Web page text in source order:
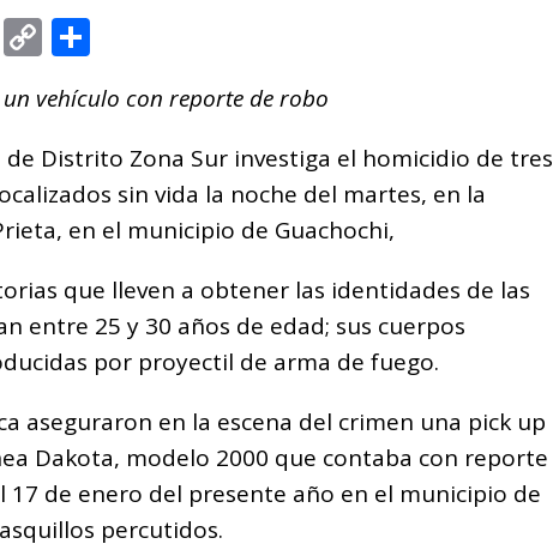
E C
p
y
Li
n
m
p
ar
ti
un vehículo con reporte de robo
de Distrito Zona Sur investiga el homicidio de tres
sin vida la noche del martes, en la
en el municipio de Guachochi,
que lleven a obtener las identidades de las
entre 25 y 30 años de edad; sus cuerpos
por proyectil de arma de fuego.
aseguraron en la escena del crimen una pick up
Dakota, modelo 2000 que contaba con reporte
de enero del presente año en el municipio de
percutidos.